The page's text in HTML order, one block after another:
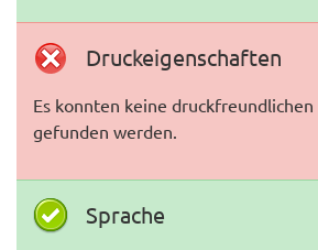
Druckeigenschaften
Es konnten keine druckfreundlichen
gefunden werden.
Sprache